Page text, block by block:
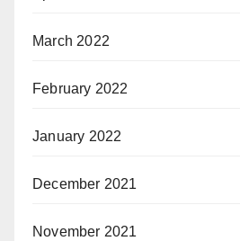
March 2022
February 2022
January 2022
December 2021
November 2021